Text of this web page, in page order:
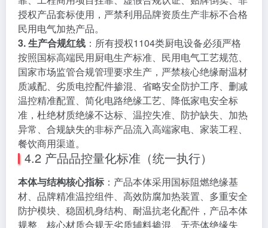
授权产品套标使用，严禁利用品牌资质生产非标不合格
民用电气加热产品。
3. 生产合规红线 ：所有授权1104类厨电设备必须严格
按照国标高端民用厨电生产标准、民用电气工艺规范、
国家市场监管合规管理要求生产，严禁核心绝缘耐温材
质减配、劣质电控配件掺混、省略安全防护工序、删减
温控精准配置、简化电路绝缘工艺、降低家电安全标
准，杜绝材质绝缘不达标、温控失准、防护缺失、加热
异常、合规缺失的非标产品流入高端家电、家装工程、
餐饮商用渠道。
4.2 产品品控量化标准（统一执行）
本体与结构核心指标 ：产品本体采用国标阻燃绝缘基
材、品牌精准温控组件、高效防腐加热装置、多重安全
防护模块、稳固机身结构、耐温抗老化配件，产品本体
规整、核心材质合规无劣质辅料掺混、无壳体绝缘失